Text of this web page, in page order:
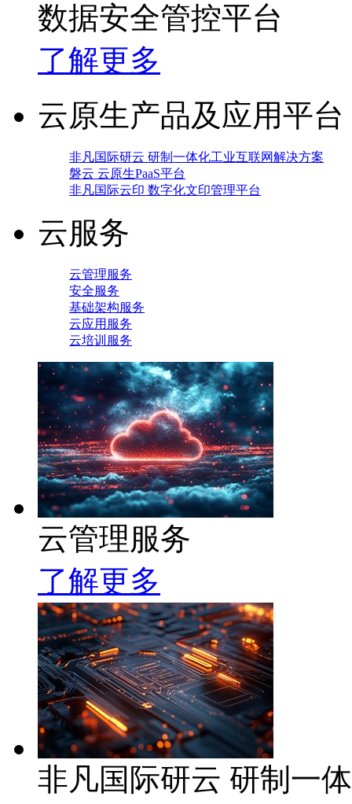
数据安全管控平台
了解更多
云原生产品及应用平台
非凡国际研云 研制一体化工业互联网解决方案
磐云 云原生PaaS平台
非凡国际云印 数字化文印管理平台
云服务
云管理服务
安全服务
基础架构服务
云应用服务
云培训服务
云管理服务
了解更多
非凡国际研云 研制一